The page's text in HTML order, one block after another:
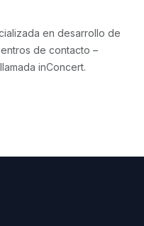
en desarrollo de
de contacto –
inConcert.